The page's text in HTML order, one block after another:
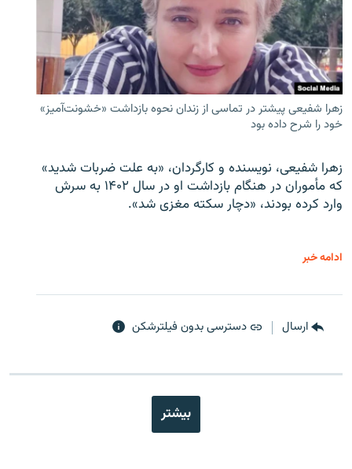
زهرا شفیعی پیشتر در تماسی از زندان نحوه بازداشت «خشونت‌آمیز»
خود را شرح داده بود
زهرا شفیعی، نویسنده و کارگردان، «به علت ضربات شدید»
که مأموران در هنگام بازداشت او در سال ۱۴۰۲ به سرش
وارد کرده بودند، «دچار سکته مغزی شد».
ادامه خبر
ارسال دسترسی بدون فیلترشکن
بیشتر